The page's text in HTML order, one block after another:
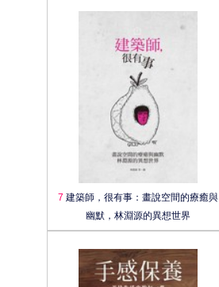
7 建築師，很有事：畫說空間的療癒與
幽默，林淵源的異想世界